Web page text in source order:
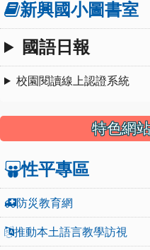
新興國小圖書室
國語日報
校園閱讀線上認證系統
特色網
性平專區
防災教育網
推動本土語言教學訪視